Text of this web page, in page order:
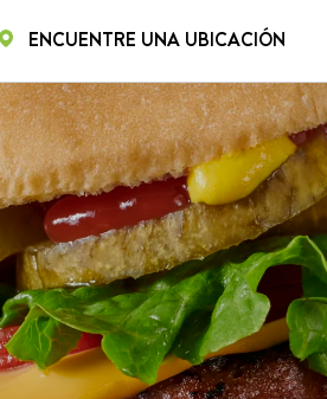
ENCUENTRE UNA UBICACIÓN
MENÚCATERINGREWARDS